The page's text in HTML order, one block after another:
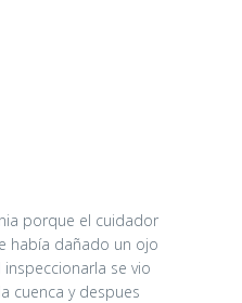
porque el cuidador
había dañado un ojo
inspeccionarla se vio
cuenca y despues